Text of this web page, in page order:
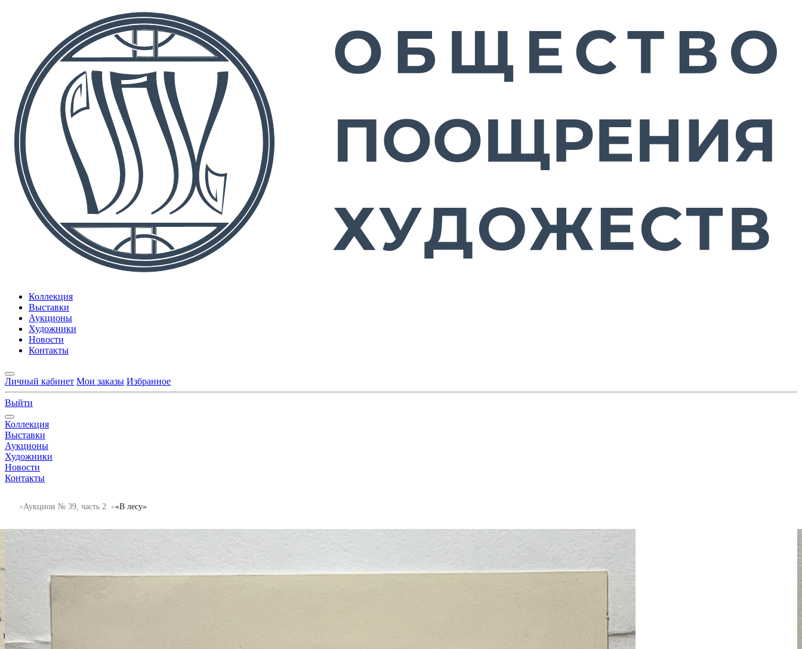
Коллекция
Выставки
Аукционы
Художники
Новости
Контакты
Личный кабинет Мои заказы Избранное
Выйти
Коллекция
Выставки
Аукционы
Художники
Новости
Контакты
Аукцион № 39, часть 2 «В лесу»